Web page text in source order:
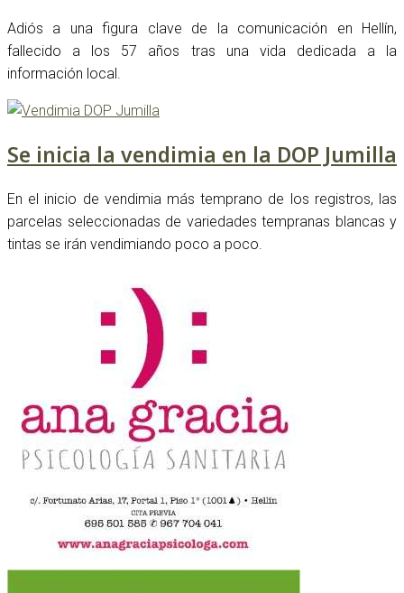
Adiós a una figura clave de la comunicación en Hellín,
fallecido a los 57 años tras una vida dedicada a la
información local.
Se inicia la vendimia en la DOP Jumilla
En el inicio de vendimia más temprano de los registros, las
parcelas seleccionadas de variedades tempranas blancas y
tintas se irán vendimiando poco a poco.